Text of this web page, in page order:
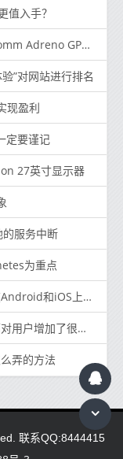
值入手？
控制面板的设备
”对网站进行排名
现盈利
定要谨记
27英寸显示器
服务中断
为重点
和iOS上推出
增加了很多功能
弄的方法
联系QQ:8444415